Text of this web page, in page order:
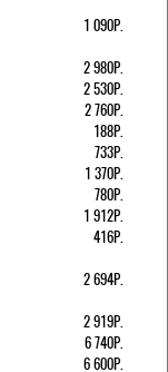
1 090Р.
2 980Р.
2 530Р.
2 760Р.
188Р.
733Р.
1 370Р.
780Р.
1 912Р.
416Р.
2 694Р.
2 919Р.
6 740Р.
6 600Р.